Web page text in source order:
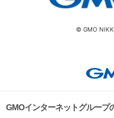
© GMO
GMOインターネットグループ